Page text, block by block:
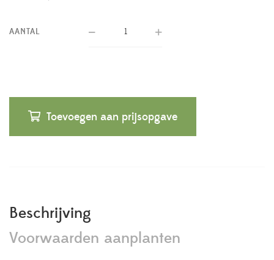
AANTAL
Toevoegen aan prijsopgave
Beschrijving
Voorwaarden aanplanten